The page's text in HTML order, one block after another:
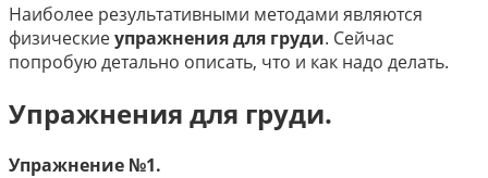
Наиболее результативными методами являются
физическиеупражнения для груди. Сейчас
попробую детально описать, что и как надо делать.
Упражнения для груди.
Упражнение №1.